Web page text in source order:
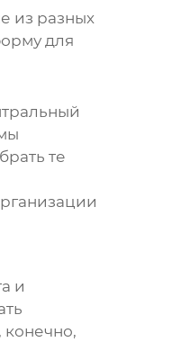
из разных
для
те
и